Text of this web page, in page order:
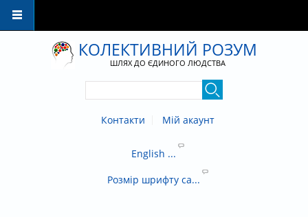
Перейти до основного матеріалу
КОЛЕКТИВНИЙ РОЗУМ
ШЛЯХ ДО ЄДИНОГО ЛЮДСТВА
Контакти Мій акаунт
English ...
Розмір шрифту са...